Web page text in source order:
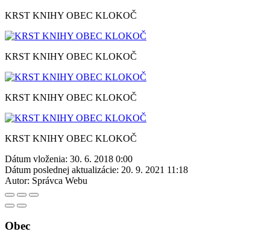
KRST KNIHY OBEC KLOKOČ
KRST KNIHY OBEC KLOKOČ
KRST KNIHY OBEC KLOKOČ
KRST KNIHY OBEC KLOKOČ
Dátum vloženia: 30. 6. 2018 0:00
Dátum poslednej aktualizácie: 20. 9. 2021 11:18
Autor: Správca Webu
Obec